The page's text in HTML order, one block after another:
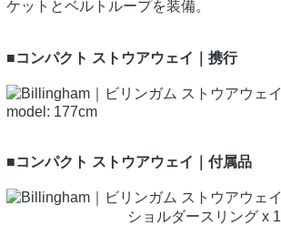
ケットとベルトループを装備。
■コンパクト ストウアウェイ｜携行
model: 177cm
■コンパクト ストウアウェイ｜付属品
ショルダースリング x 1